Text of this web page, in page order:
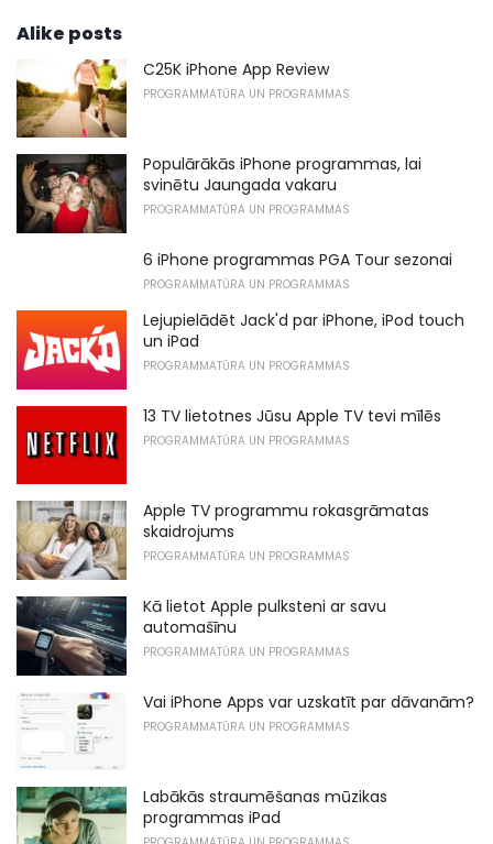
Alike posts
C25K iPhone App Review
PROGRAMMATŪRA UN PROGRAMMAS
Populārākās iPhone programmas, lai
svinētu Jaungada vakaru
PROGRAMMATŪRA UN PROGRAMMAS
6 iPhone programmas PGA Tour sezonai
PROGRAMMATŪRA UN PROGRAMMAS
Lejupielādēt Jack'd par iPhone, iPod touch
un iPad
PROGRAMMATŪRA UN PROGRAMMAS
13 TV lietotnes Jūsu Apple TV tevi mīlēs
PROGRAMMATŪRA UN PROGRAMMAS
Apple TV programmu rokasgrāmatas
skaidrojums
PROGRAMMATŪRA UN PROGRAMMAS
Kā lietot Apple pulksteni ar savu
automašīnu
PROGRAMMATŪRA UN PROGRAMMAS
Vai iPhone Apps var uzskatīt par dāvanām?
PROGRAMMATŪRA UN PROGRAMMAS
Labākās straumēšanas mūzikas
programmas iPad